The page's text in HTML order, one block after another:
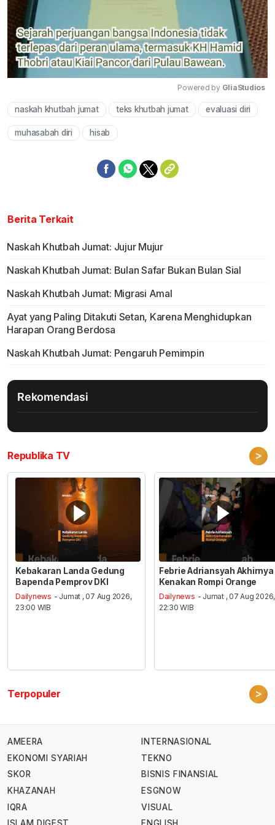
Mute
Powered by GliaStudios
naskah khutbah jumat teks khutbah jumat evaluasi diri
muhasabah diri hisab
Berita Terkait
Naskah Khutbah Jumat: Jujur Mujur
Naskah Khutbah Jumat: Bulan Safar Bukan Bulan Sial
Naskah Khutbah Jumat: Migrasi Amal
Ayat yang Paling Ditakuti Setan, Karena Menghidupkan
Harapan Orang Berdosa
Naskah Khutbah Jumat: Pengaruh Pemimpin
Rekomendasi
Republika TV >
Kebakaran Landa Gedung
Bapenda Pemprov DKI
Dailynews - Jumat , 07 Aug 2026,
23:00 WIB
Febrie Adriansyah Akhirnya
Kenakan Rompi Orange
Dailynews - Jumat , 07 Aug 2026,
22:30 WIB
Terpopuler >
AMEERA
EKONOMI SYARIAH
SKOR
KHAZANAH
IQRA
INTERNASIONAL
TEKNO
BISNIS FINANSIAL
ESGNOW
VISUAL